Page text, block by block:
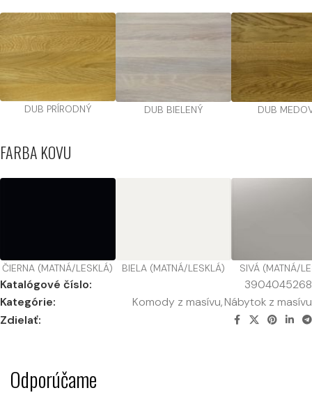
DUB PRÍRODNÝ DUB BIELENÝ DUB
FARBA KOVU
ČIERNA (MATNÁ/LESKLÁ) BIELA (MATNÁ/LESKLÁ) SIVÁ (MATNÁ/
Katalógové číslo:
3904045268
Kategórie:
Komody z masívu,Nábytok z masívu
Zdielať:
Odporúčame